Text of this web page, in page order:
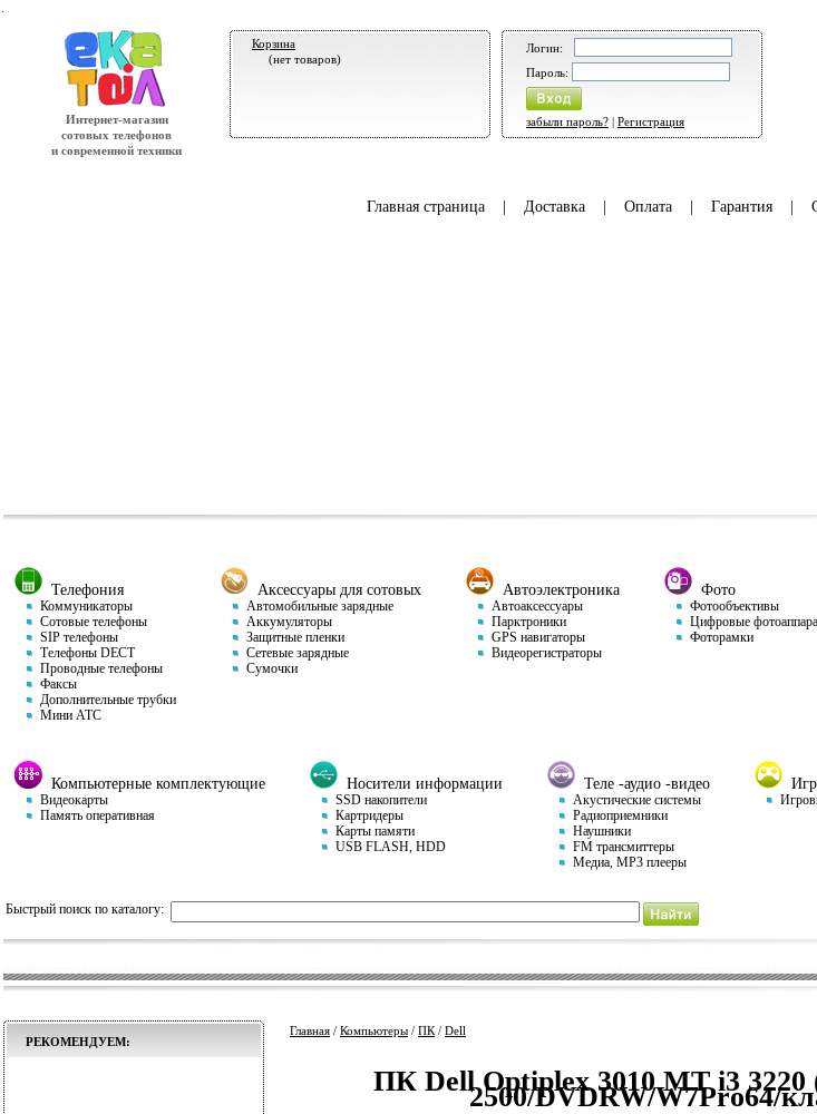
Интернет-магазин
сотовых телефонов
и современной техники
Корзина
(нет товаров)
Логин:
Пароль:
забыли пароль? | Регистрация
Главная страница| Доставка| Оплата| Гарантия|
Телефония
Коммуникаторы
Сотовые телефоны
SIP телефоны
Телефоны DECT
Проводные телефоны
Факсы
Дополнительные трубки
Мини АТС
Аксессуары для сотовых
Автомобильные зарядные
Аккумуляторы
Защитные пленки
Сетевые зарядные
Сумочки
Автоэлектроника
Автоаксессуары
Парктроники
GPS навигаторы
Видеорегистраторы
Фото
Фотообъективы
Цифровые
Фоторамки
Компьютерные комплектующие
Видеокарты
Память оперативная
Носители информации
SSD накопители
Картридеры
Карты памяти
USB FLASH, HDD
Теле -аудио -видео
Акустические системы
Радиоприемники
Наушники
FM трансмиттеры
Медиа, MP3 плееры
Быстрый поиск по каталогу:
РЕКОМЕНДУЕМ:
Главная / Компьютеры / ПК / Dell
ПК Dell Optiplex 3010 MT i3 3220
2500/DVDRW/W7Pro64/